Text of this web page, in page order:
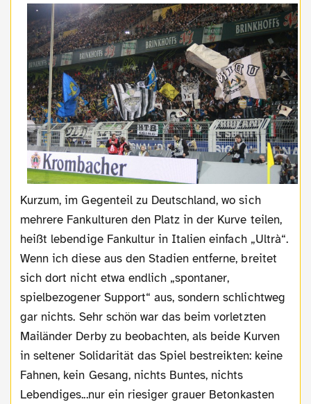
Kurzum, im Gegenteil zu Deutschland, wo sich
mehrere Fankulturen den Platz in der Kurve teilen,
heißt lebendige Fankultur in Italien einfach „Ultrà“.
Wenn ich diese aus den Stadien entferne, breitet
sich dort nicht etwa endlich „spontaner,
spielbezogener Support“ aus, sondern schlichtweg
gar nichts. Sehr schön war das beim vorletzten
Mailänder Derby zu beobachten, als beide Kurven
in seltener Solidarität das Spiel bestreikten: keine
Fahnen, kein Gesang, nichts Buntes, nichts
Lebendiges...nur ein riesiger grauer Betonkasten